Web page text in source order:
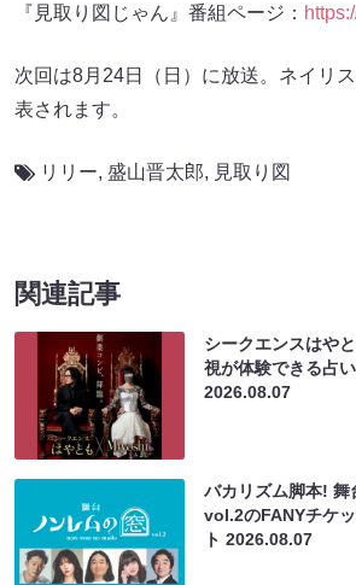
『見取り図じゃん』番組ページ：
次回は8月24日（日）に放送。ネイリ
表されます。
リリー, 盛山晋太郎, 見取り図
関連記事
シークエンスはや
視が体験できる占
2026.08.07
バカリズム脚本! 舞
vol.2のFANYチケ
ト2026.08.07